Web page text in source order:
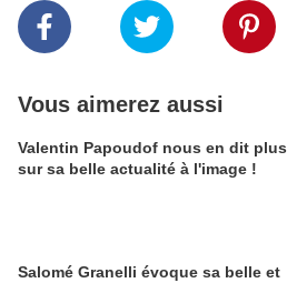
Vous aimerez aussi
Valentin Papoudof nous en dit plus
sur sa belle actualité à l'image !
Salomé Granelli évoque sa belle et